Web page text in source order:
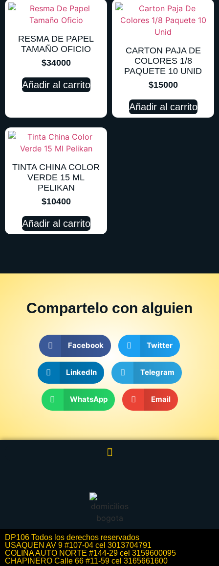
RESMA DE PAPEL
TAMAÑO OFICIO
$34000
Añadir al carrito
CARTON PAJA DE
COLORES 1/8
PAQUETE 10 UNID
$15000
Añadir al carrito
TINTA CHINA COLOR
VERDE 15 ML
PELIKAN
$10400
Añadir al carrito
Compartelo con alguien
Facebook Twitter
LinkedIn Telegram
WhatsApp Email
DP106 Todos los derechos reservados
USAQUEN AV 9 #107-04 cel 3013704791
COLINA AUTO NORTE #144-29 cel 3159600095
CHAPINERO Calle 66 #11-59 cel 3165661600